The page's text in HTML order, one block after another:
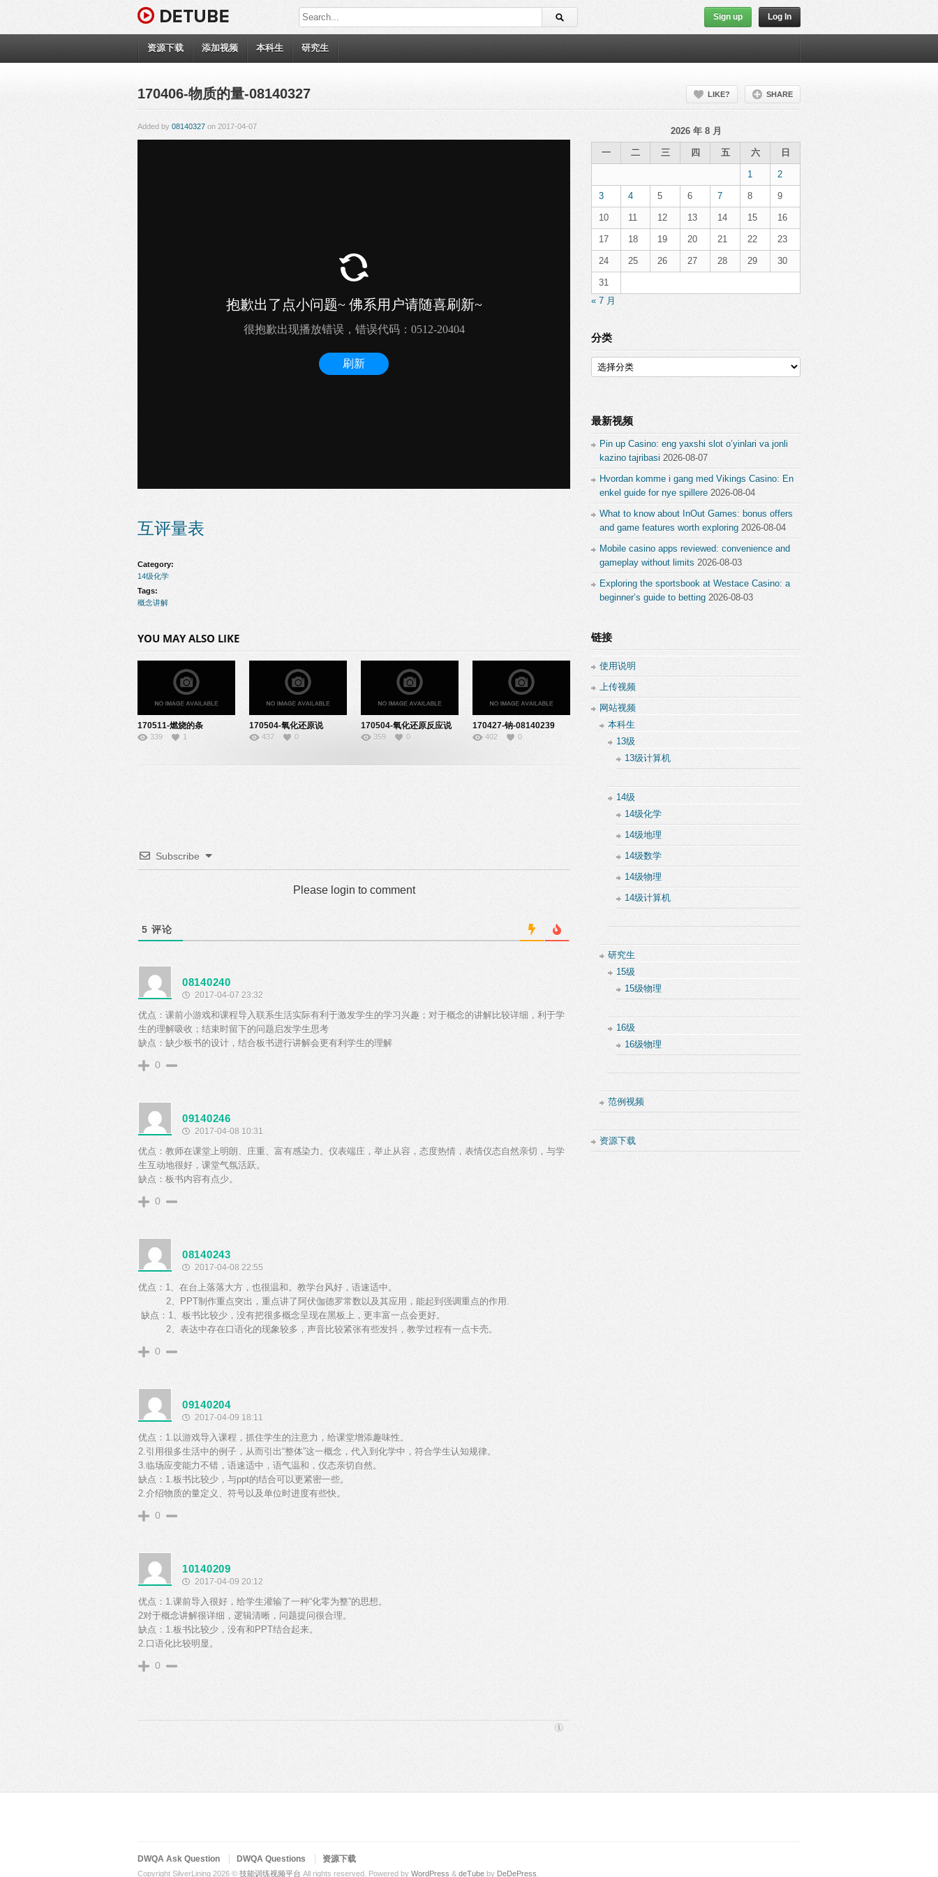
Sign up Log In
资源下载 添加视频 本科生 研究生
170406-物质的量-08140327 LIKE? SHARE
Added by 08140327 on 2017-04-07
互评量表
Category:
14级化学
Tags:
概念讲解
YOU MAY ALSO LIKE
170511-燃烧的条
件-22140829
339 1
170504-氧化还原说
课-04140107
437 0
170504-氧化还原反应说
课-08140239
359 0
170427-钠-08140239
402 0
Subscribe
Please login to comment
5 评论
08140240
2017-04-07 23:32
优点：课前小游戏和课程导入联系生活实际有利于激发学生的学习兴趣；对于概念的讲解比较详细，利于学
生的理解吸收；结束时留下的问题启发学生思考
缺点：缺少板书的设计，结合板书进行讲解会更有利学生的理解
0
09140246
2017-04-08 10:31
优点：教师在课堂上明朗、庄重、富有感染力。仪表端庄，举止从容，态度热情，表情仪态自然亲切，与学
生互动地很好，课堂气氛活跃。
缺点：板书内容有点少。
0
08140243
2017-04-08 22:55
优点：1、在台上落落大方，也很温和。教学台风好，语速适中。
2、PPT制作重点突出，重点讲了阿伏伽德罗常数以及其应用，能起到强调重点的作用.
缺点：1、板书比较少，没有把很多概念呈现在黑板上，更丰富一点会更好。
2、表达中存在口语化的现象较多，声音比较紧张有些发抖，教学过程有一点卡壳。
0
09140204
2017-04-09 18:11
优点：1.以游戏导入课程，抓住学生的注意力，给课堂增添趣味性。
2.引用很多生活中的例子，从而引出“整体”这一概念，代入到化学中，符合学生认知规律。
3.临场应变能力不错，语速适中，语气温和，仪态亲切自然。
缺点：1.板书比较少，与ppt的结合可以更紧密一些。
2.介绍物质的量定义、符号以及单位时进度有些快。
0
10140209
2017-04-09 20:12
优点：1.课前导入很好，给学生灌输了一种“化零为整”的思想。
2对于概念讲解很详细，逻辑清晰，问题提问很合理。
缺点：1.板书比较少，没有和PPT结合起来。
2.口语化比较明显。
0
2026 年 8 月
一 二 三 四 五 六 日
1 2
3 4 5 6 7 8 9
10 11 12 13 14 15 16
17 18 19 20 21 22 23
24 25 26 27 28 29 30
31
« 7 月
分类
分
类
最新视频
Pin up Casino: eng yaxshi slot o’yinlari va jonli
kazino tajribasi 2026-08-07
Hvordan komme i gang med Vikings Casino: En
enkel guide for nye spillere 2026-08-04
What to know about InOut Games: bonus offers
and game features worth exploring 2026-08-04
Mobile casino apps reviewed: convenience and
gameplay without limits 2026-08-03
Exploring the sportsbook at Westace Casino: a
beginner’s guide to betting 2026-08-03
链接
使用说明
上传视频
网站视频
本科生
13级
13级计算机
14级
14级化学
14级地理
14级数学
14级物理
14级计算机
研究生
15级
15级物理
16级
16级物理
范例视频
资源下载
DWQA Ask Question DWQA Questions 资源下载
Copyright SilverLining 2026 © 技能训练视频平台 All rights reserved. Powered by WordPress & deTube by DeDePress